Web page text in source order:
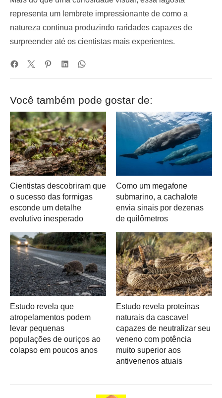
representa um lembrete impressionante de como a
natureza continua produzindo raridades capazes de
surpreender até os cientistas mais experientes.
Você também pode gostar de:
Cientistas descobriram que
o sucesso das formigas
esconde um detalhe
evolutivo inesperado
Como um megafone
submarino, a cachalote
envia sinais por dezenas
de quilômetros
Estudo revela que
atropelamentos podem
levar pequenas
populações de ouriços ao
colapso em poucos anos
Estudo revela proteínas
naturais da cascavel
capazes de neutralizar seu
veneno com potência
muito superior aos
antivenenos atuais